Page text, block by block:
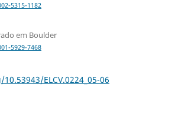
5315-1182
em Boulder
5929-7468
ELCV.0224_05-06